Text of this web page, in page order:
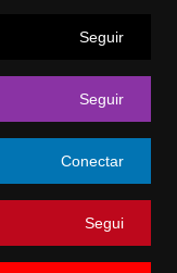
Seguir
Seguir
Conectar
Segui